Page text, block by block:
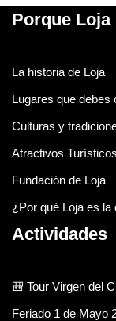
Porque Loja
La historia de Loja
Lugares que debes
Culturas y
Atractivos
Fundación de Loja
¿Por qué Loja es
Actividades
🎒 Tour Virgen del
Feriado 1 de Mayo